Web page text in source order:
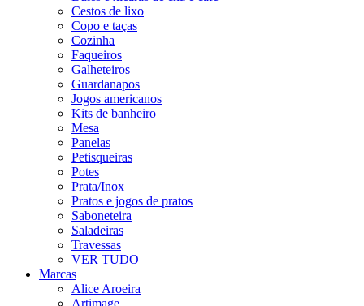
Cestos de lixo
Copo e taças
Cozinha
Faqueiros
Galheteiros
Guardanapos
Jogos americanos
Kits de banheiro
Mesa
Panelas
Petisqueiras
Potes
Prata/Inox
Pratos e jogos de pratos
Saboneteira
Saladeiras
Travessas
VER TUDO
Marcas
Alice Aroeira
Artimage